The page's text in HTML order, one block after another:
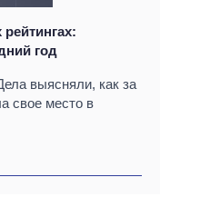
год
выясняли, как за
свое место в